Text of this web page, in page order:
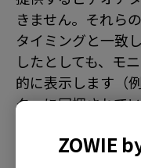
ZOWIE
きません。それら
タイミングと一致
したとしても、モ
的に表示します（
ターに同梱されて